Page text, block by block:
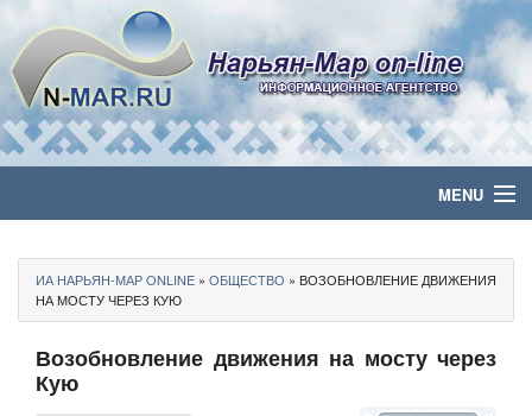
MENU
Политика
Бизнес
ИА НАРЬЯН-МАР ONLINE » ОБЩЕСТВО » ВОЗОБНОВЛЕНИЕ ДВИЖЕНИЯ
НА МОСТУ ЧЕРЕЗ КУЮ
Возобновление движения на мосту через
Кую